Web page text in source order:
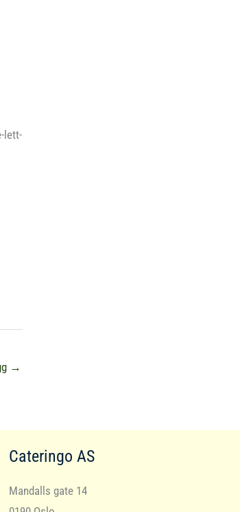
lett-
→
Cateringo AS
Mandalls gate 14